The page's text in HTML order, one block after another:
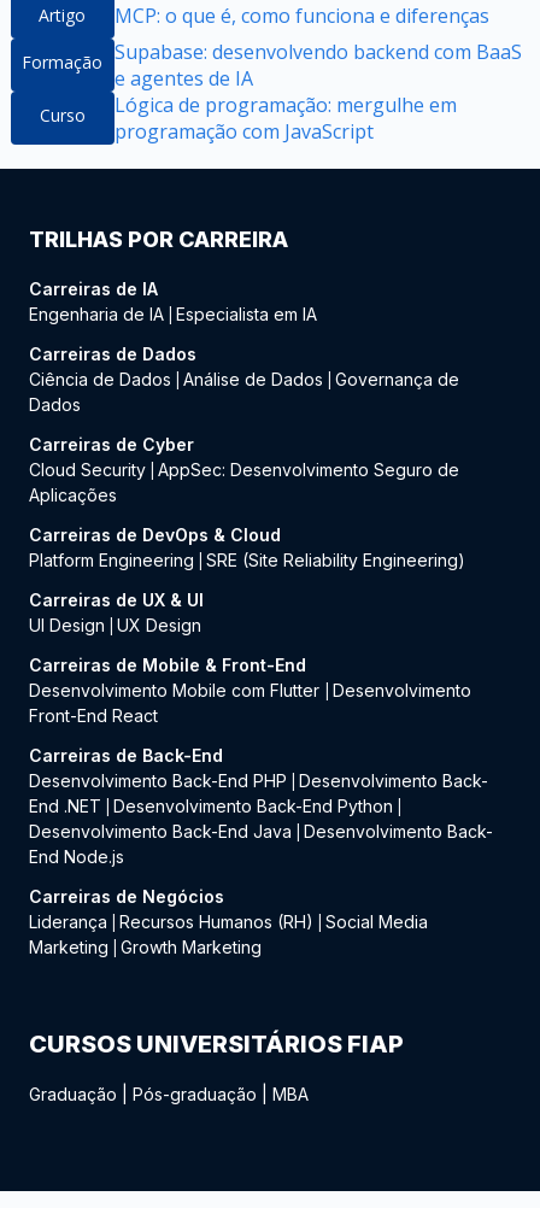
Artigo MCP: o que é, como funciona e diferenças
Formação Supabase: desenvolvendo backend com BaaS
e agentes de IA
Curso
Lógica de programação: mergulhe em
programação com JavaScript
TRILHAS POR CARREIRA
Carreiras de IA
Engenharia de IA Especialista em IA
Carreiras de Dados
Ciência de Dados
Análise de Dados
Governança de
Dados
Carreiras de Cyber
Cloud Security AppSec: Desenvolvimento Seguro de
Aplicações
Carreiras de DevOps & Cloud
Platform Engineering
SRE (Site Reliability Engineering)
Carreiras de UX & UI
UI Design
UX Design
Carreiras de Mobile & Front-End
Desenvolvimento Mobile com Flutter
Desenvolvimento
Front-End React
Carreiras de Back-End
Desenvolvimento Back-End PHP
Desenvolvimento Back-
End .NET
Desenvolvimento Back-End Python
Desenvolvimento Back-End Java
Desenvolvimento Back-
End Node.js
Carreiras de Negócios
Liderança
Recursos Humanos (RH)
Social Media
Marketing
Growth Marketing
CURSOS UNIVERSITÁRIOS FIAP
Graduação Pós-graduação MBA